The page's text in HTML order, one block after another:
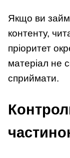
Якщо ви
контенту,
пріоритет
матеріал не
сприймати.